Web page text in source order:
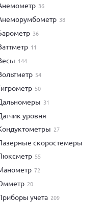
анемометр 36
анеморумбометр 38
барометр 36
ваттметр 11
весы 144
вольтметр 54
гигрометр 50
дальномеры 31
датчик уровня
кондуктометры 27
лазерные скоростемеры
люксметр 55
манометр 72
омметр 20
приборы учета 209